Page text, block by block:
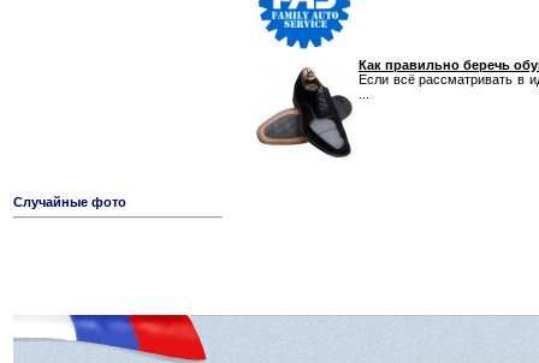
Как правильно беречь
Если всё рассматривать в
Случайные фото